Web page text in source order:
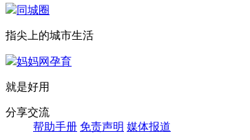
同城圈
指尖上的城市生活
妈妈网孕育
就是好用
分享交流
帮助手册 免责声明 媒体报道